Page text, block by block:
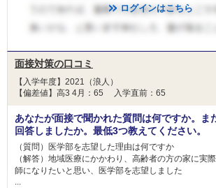
し，外国人留学生を除く。
(2) 生計維持者の収入または
免除
年額 630,000 円（月額
※８月，９月，３月分は大
支給しません。
※長期履修学生は，修業年限
した数を当初の月額に乗ず
※退学または除籍されたとき
学金の支給を取り消します。
ログインはこちら
面接対策の口コミ
【入学年度】2021（浪人）
【偏差値】高3 4月：65 入学直前：65
あなたが面接で聞かれた質問は何ですか。ま
回答しましたか。最低3つ教えてください。
（質問）医学部を志望した理由は何ですか
（解答）地域医療にかかわり、高齢者の方の家に実
師になりたいと思い、医学部を志望しました
...